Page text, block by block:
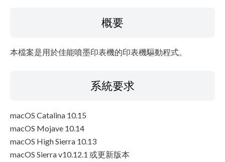
概要
本檔案是用於佳能噴墨印表機的印表機驅動程式。
系統要求
macOS Catalina 10.15
macOS Mojave 10.14
macOS High Sierra 10.13
macOS Sierra v10.12.1 或更新版本